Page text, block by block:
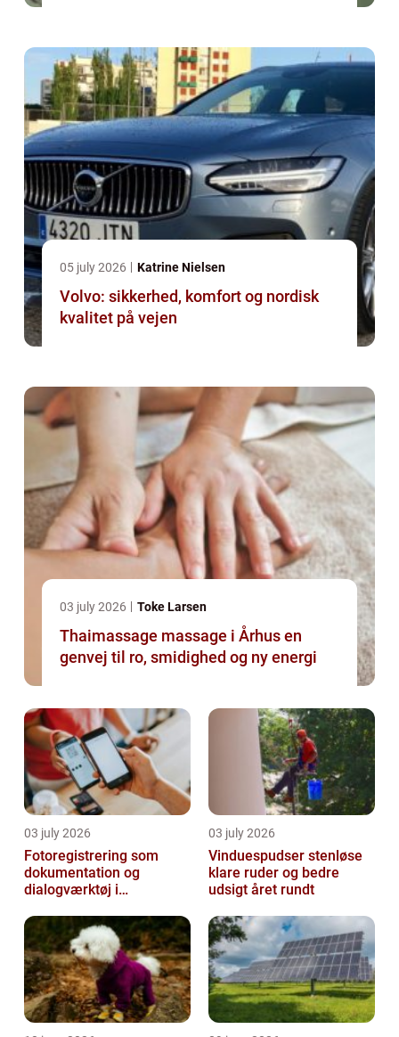
05 july 2026 Katrine Nielsen
Volvo: sikkerhed, komfort og nordisk
kvalitet på vejen
03 july 2026 Toke Larsen
Thaimassage massage i Århus en
genvej til ro, smidighed og ny energi
03 july 2026
Fotoregistrering som
dokumentation og
dialogværktøj i
03 july 2026
Vinduespudser stenløse
klare ruder og bedre
udsigt året rundt